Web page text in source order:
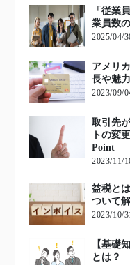
「従業
業員数
2025/04/
アメリ
長や魅
2023/09/
取引先
トの変
Point
2023/11/
益税と
ついて
2023/10/
【基礎
とは？